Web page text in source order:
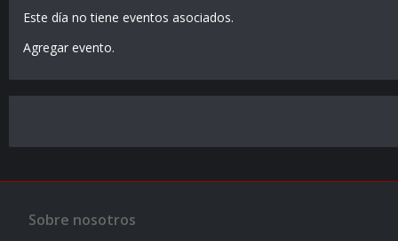
Este día no tiene eventos asociados.
Agregar evento.
Sobre nosotros